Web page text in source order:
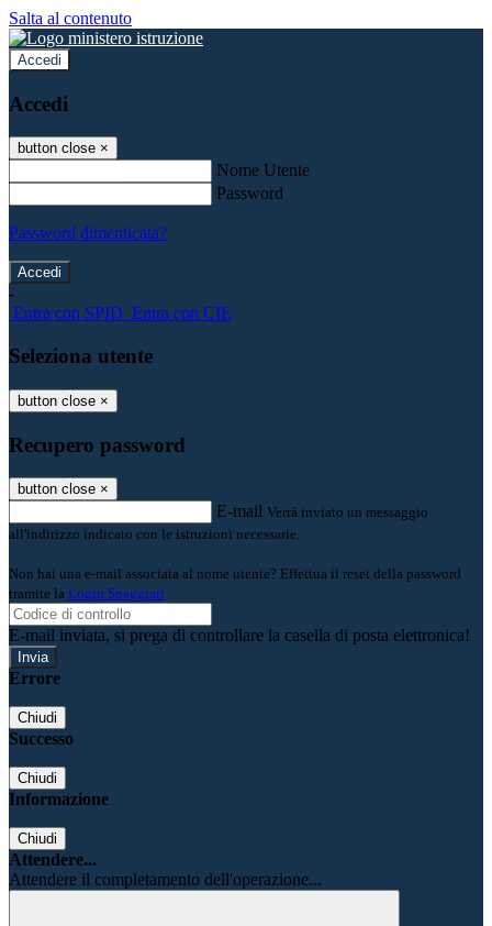
Salta al contenuto
Accedi
Accedi
button close ×
Nome Utente
Password
Password dimenticata?
-
Entra con SPID Entra con CIE
Seleziona utente
button close ×
Recupero password
button close ×
E-mail Verrà inviato un messaggio
all'indirizzo indicato con le istruzioni necessarie.
Non hai una e-mail associata al nome utente? Effettua il reset della password
tramite la Login Spaggiari
E-mail inviata, si prega di controllare la casella di posta elettronica!
Errore
Chiudi
Successo
Chiudi
Informazione
Chiudi
Attendere...
Attendere il completamento dell'operazione...